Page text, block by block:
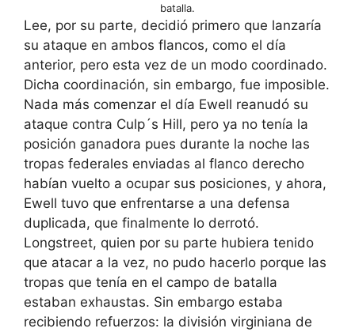
batalla.
Lee, por su parte, decidió primero que lanzaría
su ataque en ambos flancos, como el día
anterior, pero esta vez de un modo coordinado.
Dicha coordinación, sin embargo, fue imposible.
Nada más comenzar el día Ewell reanudó su
ataque contra Culp´s Hill, pero ya no tenía la
posición ganadora pues durante la noche las
tropas federales enviadas al flanco derecho
habían vuelto a ocupar sus posiciones, y ahora,
Ewell tuvo que enfrentarse a una defensa
duplicada, que finalmente lo derrotó.
Longstreet, quien por su parte hubiera tenido
que atacar a la vez, no pudo hacerlo porque las
tropas que tenía en el campo de batalla
estaban exhaustas. Sin embargo estaba
recibiendo refuerzos: la división virginiana de